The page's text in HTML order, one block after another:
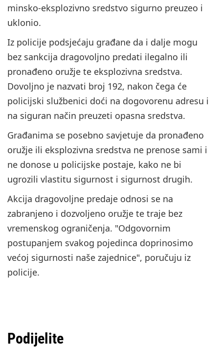
minsko-eksplozivno sredstvo sigurno preuzeo i
uklonio.
Iz policije podsjećaju građane da i dalje mogu
bez sankcija dragovoljno predati ilegalno ili
pronađeno oružje te eksplozivna sredstva.
Dovoljno je nazvati broj 192, nakon čega će
policijski službenici doći na dogovorenu adresu i
na siguran način preuzeti opasna sredstva.
Građanima se posebno savjetuje da pronađeno
oružje ili eksplozivna sredstva ne prenose sami i
ne donose u policijske postaje, kako ne bi
ugrozili vlastitu sigurnost i sigurnost drugih.
Akcija dragovoljne predaje odnosi se na
zabranjeno i dozvoljeno oružje te traje bez
vremenskog ograničenja. "Odgovornim
postupanjem svakog pojedinca doprinosimo
većoj sigurnosti naše zajednice", poručuju iz
policije.
Podijelite